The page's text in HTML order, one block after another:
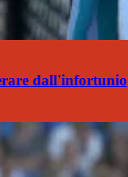
dall'infortunio